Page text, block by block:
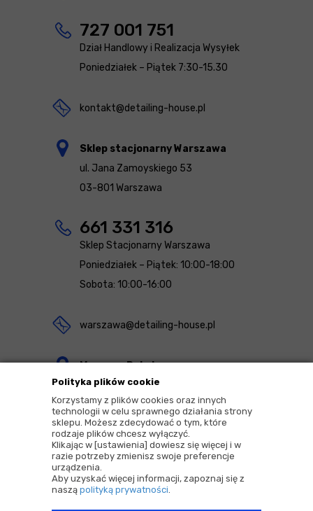
Polityka plików cookie
Korzystamy z plików cookies oraz innych
technologii w celu sprawnego działania strony
sklepu. Możesz zdecydować o tym, które
rodzaje plików chcesz wyłączyć.
Klikając w [ustawienia] dowiesz się więcej i w
razie potrzeby zmienisz swoje preferencje
urządzenia.
Aby uzyskać więcej informacji, zapoznaj się z
naszą polityką prywatności.
727 001 751
Dział Handlowy i Realizacja Wysyłek
Poniedziałek – Piątek 7:30-15.30
kontakt@detailing-house.pl
Sklep stacjonarny Warszawa
ul. Jana Zamoyskiego 53
03-801 Warszawa
661 331 316
Sklep Stacjonarny Warszawa
Poniedziałek – Piątek: 10:00-18:00
Sobota: 10:00-16:00
warszawa@detailing-house.pl
Magazyn Rekcin
Nomos Sp. z o.o. sp.k.
ul. Agrestowa 1
83-010 Rekcin